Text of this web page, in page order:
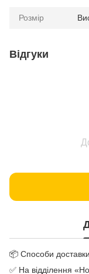
Розмір
Відгуки
📦 Способи
✅ На відділення